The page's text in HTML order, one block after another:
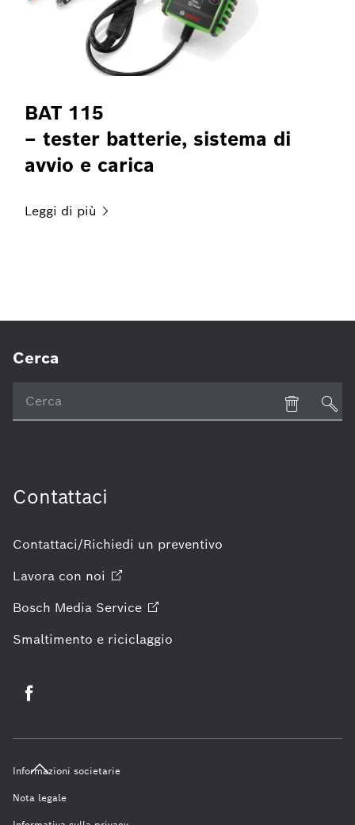
BAT 115
– tester batterie, sistema di
avvio e carica
Leggi di più
Cerca
Contattaci
Contattaci/Richiedi un preventivo
Lavora con noi
Bosch Media Service
Smaltimento e riciclaggio
Informazioni societarie
Nota legale